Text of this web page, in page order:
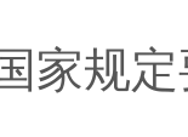
家规